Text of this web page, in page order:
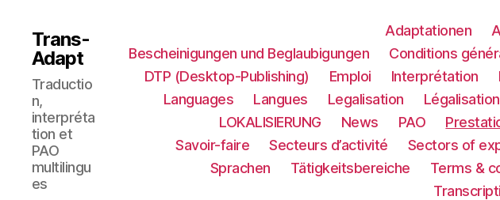
Trans-
Adapt
Traductio
n,
interpréta
tion et
PAO
multilingu
es
Adaptationen
Bescheinigungen und Beglaubigungen
Conditions
DTP (Desktop-Publishing)
Emploi Interprétation
Languages
Langues Legalisation
LOKALISIERUNG​
News PAO
Savoir-faire
Secteurs d’activité Sectors of
Sprachen
Tätigkeitsbereiche Terms &